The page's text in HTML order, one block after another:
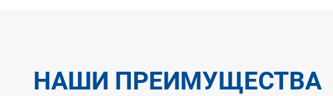
НАШИ ПРЕИМУЩЕСТВА